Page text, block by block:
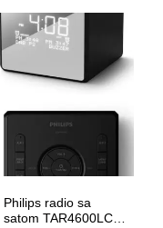
Philips radio sa
satom TAR4600LCD